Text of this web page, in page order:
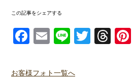
この記事をシェアする
FacebookEmail Line Twitter Threads
お客様フォト一覧へ